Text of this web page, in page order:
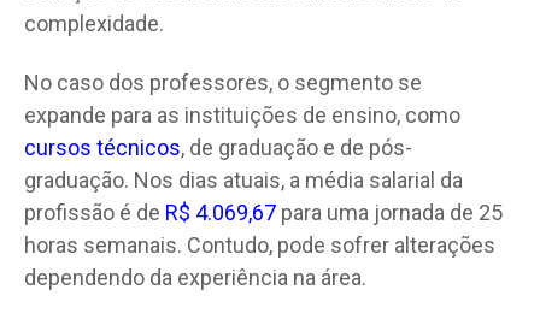
complexidade.
No caso dos professores, o segmento se
expande para as instituições de ensino, como
cursos técnicos, de graduação e de pós-
graduação. Nos dias atuais, a média salarial da
profissão é de R$ 4.069,67 para uma jornada de 25
horas semanais. Contudo, pode sofrer alterações
dependendo da experiência na área.